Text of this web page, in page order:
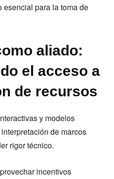
esencial para la toma de
aliado:
el acceso a
de recursos
y modelos
de marcos
rigor técnico.
incentivos